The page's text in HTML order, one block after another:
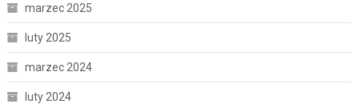
marzec 2025
luty 2025
marzec 2024
luty 2024